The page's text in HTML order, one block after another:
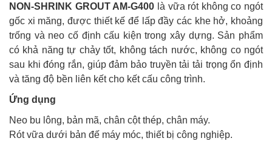
NON-SHRINK GROUT AM-G400 là vữa rót không co ngót
gốc xi măng, được thiết kế để lấp đầy các khe hở, khoảng
trống và neo cố định cấu kiện trong xây dựng. Sản phẩm
có khả năng tự chảy tốt, không tách nước, không co ngót
sau khi đóng rắn, giúp đảm bảo truyền tải tải trọng ổn định
và tăng độ bền liên kết cho kết cấu công trình.
Ứng dụng
Neo bu lông, bản mã, chân cột thép, chân máy.
Rót vữa dưới bản đế máy móc, thiết bị công nghiệp.